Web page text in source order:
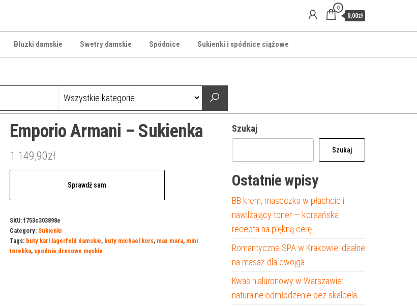
0
0,00zł
Bluzki damskie Swetry damskie Spódnice Sukienki i spódnice ciążowe
Emporio Armani – Sukienka
1 149,90zł
Sprawdź sam
SKU: f753c303898e
Category: Sukienki
Tags: buty karl lagerfeld damskie, buty michael kors, max mara, mini
torebka, spodnie dresowe męskie
Szukaj
Szukaj
Ostatnie wpisy
BB krem, maseczka w płachcie i
nawilżający toner — koreańska
recepta na piękną cerę
Romantyczne SPA w Krakowie idealne
na masaż dla dwojga
Kwas hialuronowy w Warszawie:
naturalne odmłodzenie bez skalpela